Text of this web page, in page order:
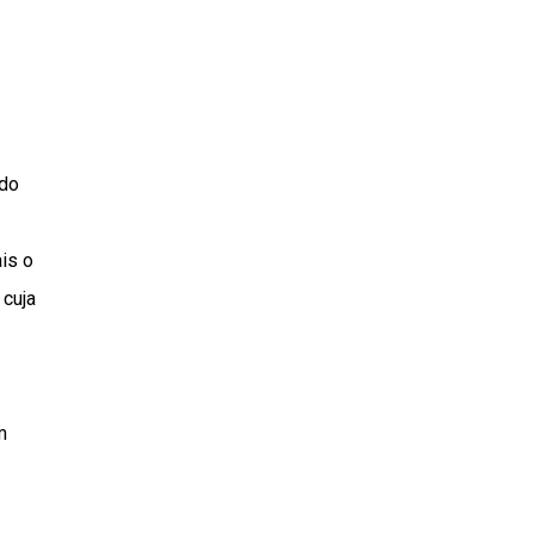
o